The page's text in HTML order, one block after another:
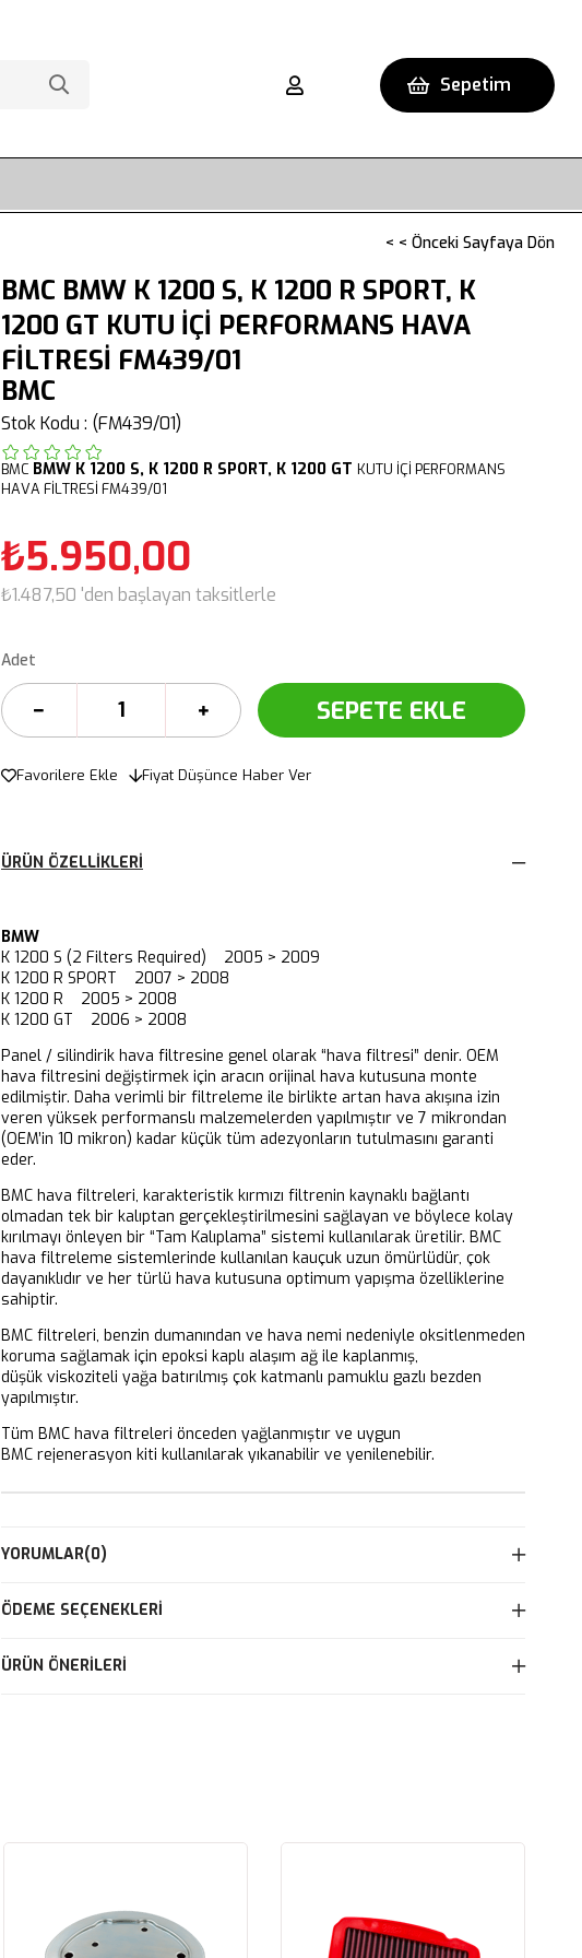
Sepetim
< < Önceki Sayfaya Dön
BMC BMW K 1200 S, K 1200 R SPORT, K
1200 GT KUTU İÇİ PERFORMANS HAVA
FİLTRESİ FM439/01
BMC
Stok Kodu (FM439/01)
BMC BMW K 1200 S, K 1200 R SPORT, K 1200 GT KUTU İÇİ PERFORMANS
HAVA FİLTRESİ FM439/01
₺5.950,00
₺1.487,50 'den başlayan taksitlerle
Adet
Favorilere Ekle Fiyat Düşünce Haber Ver
ÜRÜN ÖZELLIKLERI
BMW
K 1200 S (2 Filters Required) 2005 > 2009
K 1200 R SPORT 2007 > 2008
K 1200 R 2005 > 2008
K 1200 GT 2006 > 2008
Panel / silindirik hava filtresine genel olarak “hava filtresi” denir. OEM
hava filtresini değiştirmek için aracın orijinal hava kutusuna monte
edilmiştir. Daha verimli bir filtreleme ile birlikte artan hava akışına izin
veren yüksek performanslı malzemelerden yapılmıştır ve 7 mikrondan
(OEM’in 10 mikron) kadar küçük tüm adezyonların tutulmasını garanti
eder.
BMC hava filtreleri, karakteristik kırmızı filtrenin kaynaklı bağlantı
olmadan tek bir kalıptan gerçekleştirilmesini sağlayan ve böylece kolay
kırılmayı önleyen bir “Tam Kalıplama” sistemi kullanılarak üretilir. BMC
hava filtreleme sistemlerinde kullanılan kauçuk uzun ömürlüdür, çok
dayanıklıdır ve her türlü hava kutusuna optimum yapışma özelliklerine
sahiptir.
BMC filtreleri, benzin dumanından ve hava nemi nedeniyle oksitlenmeden
koruma sağlamak için epoksi kaplı alaşım ağ ile kaplanmış,
düşük viskoziteli yağa batırılmış çok katmanlı pamuklu gazlı bezden
yapılmıştır.
Tüm BMC hava filtreleri önceden yağlanmıştır ve uygun
BMC rejenerasyon kiti kullanılarak yıkanabilir ve yenilenebilir.
YORUMLAR(0)
ÖDEME SEÇENEKLERI
ÜRÜN ÖNERILERI